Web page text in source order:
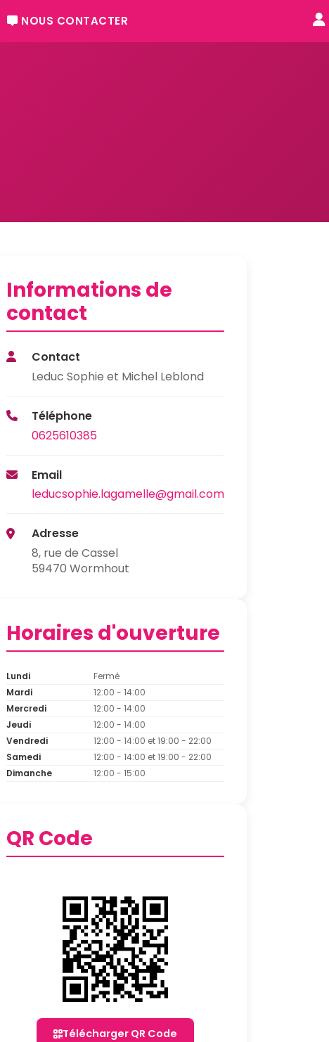
NOUS CONTACTER
Informations de
contact
Contact
Leduc Sophie et Michel Leblond
Téléphone
0625610385
Email
leducsophie.lagamelle@gmail.com
Adresse
8, rue de Cassel
59470 Wormhout
Horaires d'ouverture
Lundi
Fermé
Mardi
12:00 - 14:00
Mercredi
12:00 - 14:00
Jeudi
12:00 - 14:00
Vendredi
12:00 - 14:00 et 19:00 - 22:00
Samedi
12:00 - 14:00 et 19:00 - 22:00
Dimanche
12:00 - 15:00
QR Code
Télécharger QR Code